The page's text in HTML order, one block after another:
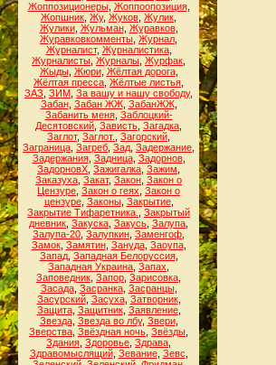
Жоппозиционеры, Жоппоопозиция,
Жопшник Жу, Жуков Жулик
Жулики, Жульман, Журавков,
Журавковкомменты Журнал
Журналист, Журналистика,
Журналисты Журналы Журфак
Жыды, Жюри, Жёлтая дорога,
Жёлтая пресса Жёлтые листья
ЗАЗ ЗИМ За вашу и нашу свободу,
Забан, Забан ЖЖ, ЗабанЖЖ,
Забанить меня, Заблоцкий-
Десятовский Зависть Загадка
Заглот, Заглот. Загорский
Заграница Загреб Зад Задержание
Задержания, Задница, Задорнов,
ЗадорновХ Зажигалка Зажим
Заказуха Закат, Закон Закон о
Цензуре Закон о геях Закон о
цензуре, Законы, Закрытие,
Закрытие Тифаретника.
Закрытый
дневник Закуска Закусь Залупа
Залупа-20 Залупкин Заменгоф
Замок, Замятин, Зануда, Заоупа,
Запад, Западная Белоруссия,
Западная Украина Запах
Заповедник Запор Зарисовка
Засада, Засранка, Засранцы,
Засурский, Засуха, Затворник,
Защита, Защитник, Заявление,
Звезда, Звезда во лбу, Звери,
Зверства Звёздная ночь Звёзды
Здания Здоровье Здрава
Здравомыслящий, Зевание, Зевс